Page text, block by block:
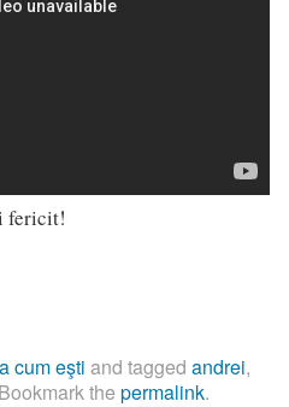
fericit!
cum eşti and tagged andrei,
the permalink.